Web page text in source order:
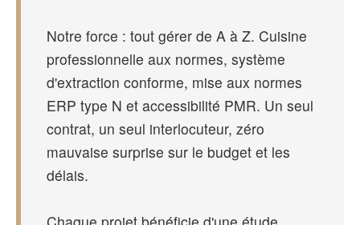
Notre force : tout gérer de A à Z. Cuisine
professionnelle aux normes, système
d'extraction conforme, mise aux normes
ERP type N et accessibilité PMR. Un seul
contrat, un seul interlocuteur, zéro
mauvaise surprise sur le budget et les
délais.